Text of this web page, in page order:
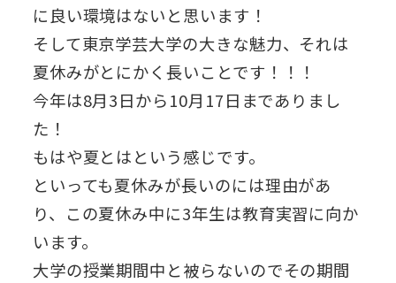
に良い環境はないと思います！
そして東京学芸大学の大きな魅力、それは
夏休みがとにかく長いことです！！！
今年は8月3日から10月17日までありまし
た！
もはや夏とはという感じです。
といっても夏休みが長いのには理由があ
り、この夏休み中に3年生は教育実習に向か
います。
大学の授業期間中と被らないのでその期間